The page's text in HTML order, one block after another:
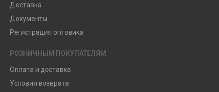
Доставка
Документы
Регистрация оптовика
РОЗНИЧНЫМ ПОКУПАТЕЛЯМ
Оплата и доставка
Условия возврата